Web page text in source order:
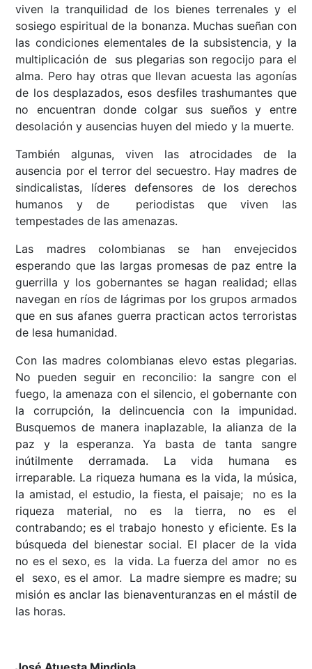
viven la tranquilidad de los bienes terrenales y el
sosiego espiritual de la bonanza. Muchas sueñan con
las condiciones elementales de la subsistencia, y la
multiplicación de sus plegarias son regocijo para el
alma. Pero hay otras que llevan acuesta las agonías
de los desplazados, esos desfiles trashumantes que
no encuentran donde colgar sus sueños y entre
desolación y ausencias huyen del miedo y la muerte.
También algunas, viven las atrocidades de la
ausencia por el terror del secuestro. Hay madres de
sindicalistas, líderes defensores de los derechos
humanos y de periodistas que viven las
tempestades de las amenazas.
Las madres colombianas se han envejecidos
esperando que las largas promesas de paz entre la
guerrilla y los gobernantes se hagan realidad; ellas
navegan en ríos de lágrimas por los grupos armados
que en sus afanes guerra practican actos terroristas
de lesa humanidad.
Con las madres colombianas elevo estas plegarias.
No pueden seguir en reconcilio: la sangre con el
fuego, la amenaza con el silencio, el gobernante con
la corrupción, la delincuencia con la impunidad.
Busquemos de manera inaplazable, la alianza de la
paz y la esperanza. Ya basta de tanta sangre
inútilmente derramada. La vida humana es
irreparable. La riqueza humana es la vida, la música,
la amistad, el estudio, la fiesta, el paisaje; no es la
riqueza material, no es la tierra, no es el
contrabando; es el trabajo honesto y eficiente. Es la
búsqueda del bienestar social. El placer de la vida
no es el sexo, es la vida. La fuerza del amor no es
el sexo, es el amor. La madre siempre es madre; su
misión es anclar las bienaventuranzas en el mástil de
las horas.